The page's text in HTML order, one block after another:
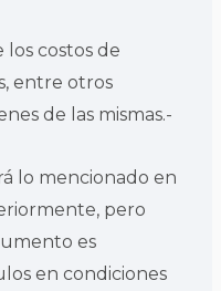
los costos de
entre otros
de las mismas.-
lo mencionado en
pero
es
en condiciones